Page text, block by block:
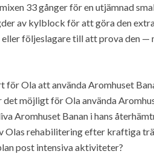
33 gånger för en utjämnad
av kylblock för att göra den
eller följeslagare till att prova den
för Ola att använda Aromhuset
möjligt för Ola använda
Aromhuset Banan i hans
Olas rehabilitering efter kraftiga
post intensiva aktiviteter?